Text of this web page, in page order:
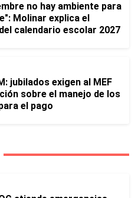
no hay ambiente para
Molinar explica el
calendario escolar 2027
jubilados exigen al MEF
sobre el manejo de los
el pago